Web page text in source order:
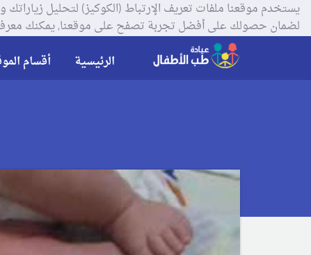
لضمان حصولك على أفضل تجربة تصفح على موقعنا, يمكنك
الرئيسية أقسام